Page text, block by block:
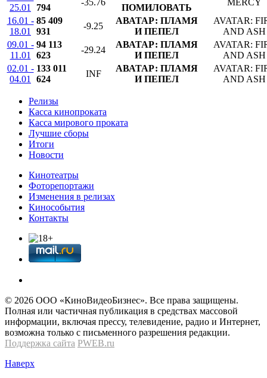
25.01
794
-35.76
ПОМИЛОВАТЬ
MERCY
16.01 -
18.01
85 409
931
-9.25
АВАТАР: ПЛАМЯ
И ПЕПЕЛ
AVATAR:
AND ASH
09.01 -
11.01
94 113
623
-29.24
АВАТАР: ПЛАМЯ
И ПЕПЕЛ
AVATAR:
AND ASH
02.01 -
04.01
133 011
624
INF
АВАТАР: ПЛАМЯ
И ПЕПЕЛ
AVATAR:
AND ASH
Релизы
Касса кинопроката
Касса мирового проката
Лучшие сборы
Итоги
Новости
Кинотеатры
Фоторепортажи
Изменения в релизах
Кинособытия
Контакты
© 2026 OOО «КиноВидеоБизнес». Все права защищены.
Полная или частичная публикация в средствах массовой
информации, включая прессу, телевидение, радио и Интернет,
возможна только с письменного разрешения редакции.
Поддержка сайта PWEB.ru
Наверх